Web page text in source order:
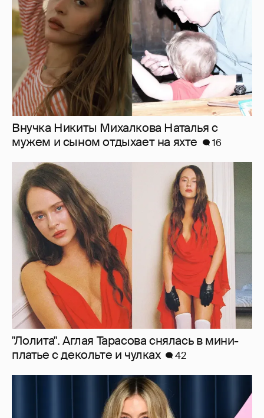
Внучка Никиты Михалкова Наталья с
мужем и сыном отдыхает на яхте
16
"Лолита". Аглая Тарасова снялась в мини-
платье с декольте и чулках
42